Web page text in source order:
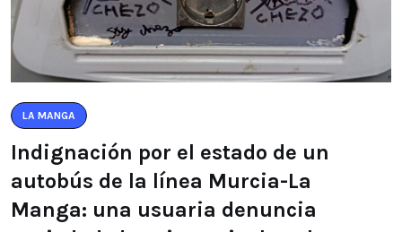
LA MANGA
Indignación por el estado de un
autobús de la línea Murcia-La
Manga: una usuaria denuncia